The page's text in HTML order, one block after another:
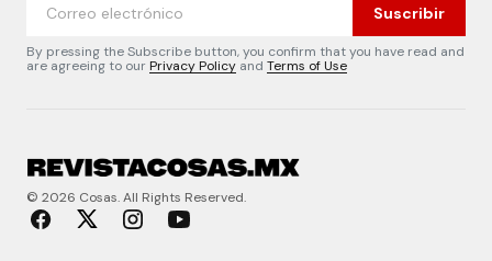
Suscribir
By pressing the Subscribe button, you confirm that you have read and
are agreeing to ourPrivacy Policy and Terms of Use
© 2026 Cosas. All Rights Reserved.